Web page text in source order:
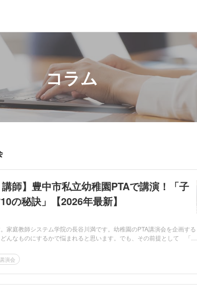
コラム
講師】豊中市私立幼稚園PTAで講演！「子
の秘訣」【2026年最新】
家庭教師システム学院の長谷川満です。幼稚園のPTA講演会を企画する
んなものにするかで悩まれると思います。でも、その前提として 「参
演会